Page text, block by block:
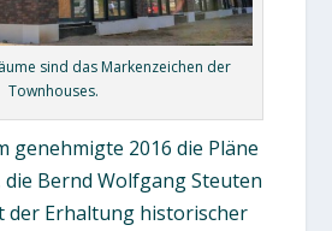
sind das Markenzeichen der
Townhouses.
genehmigte 2016 die Pläne
Bernd Wolfgang Steuten
der Erhaltung historischer